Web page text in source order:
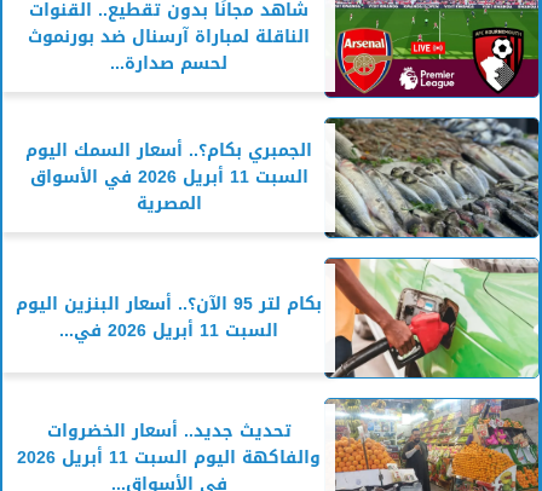
شاهد مجانًا بدون تقطيع.. القنوات
الناقلة لمباراة آرسنال ضد بورنموث
لحسم صدارة...
الجمبري بكام؟.. أسعار السمك اليوم
السبت 11 أبريل 2026 في الأسواق
المصرية
بكام لتر 95 الآن؟.. أسعار البنزين اليوم
السبت 11 أبريل 2026 في...
تحديث جديد.. أسعار الخضروات
والفاكهة اليوم السبت 11 أبريل 2026
في الأسواق...